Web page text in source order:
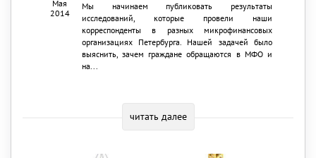
Мая
2014
Мы начинаем публиковать результаты
исследований, которые провели наши
корреспонденты в разных микрофинансовых
организациях Петербурга. Нашей задачей было
выяснить, зачем граждане обращаются в МФО и
на...
читать далее